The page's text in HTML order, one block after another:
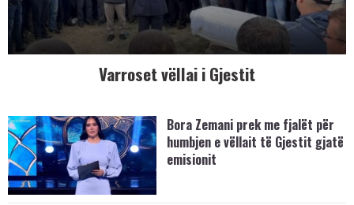
Varroset vëllai i Gjestit
Bora Zemani prek me fjalët për
humbjen e vëllait të Gjestit gjatë
emisionit